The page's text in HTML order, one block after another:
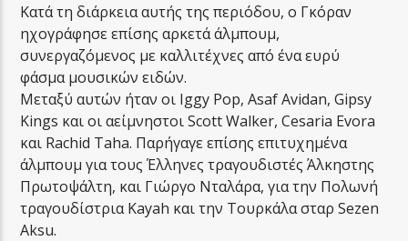
Κατά τη διάρκεια αυτής της περιόδου, ο Γκόραν
ηχογράφησε επίσης αρκετά άλμπουμ,
συνεργαζόμενος με καλλιτέχνες από ένα ευρύ
φάσμα μουσικών ειδών.
Μεταξύ αυτών ήταν οι Iggy Pop, Asaf Avidan, Gipsy
Kings και οι αείμνηστοι Scott Walker, Cesaria Evora
και Rachid Taha. Παρήγαγε επίσης επιτυχημένα
άλμπουμ για τους Έλληνες τραγουδιστές Άλκηστης
Πρωτοψάλτη, και Γιώργο Νταλάρα, για την Πολωνή
τραγουδίστρια Kayah και την Τουρκάλα σταρ Sezen
Aksu.